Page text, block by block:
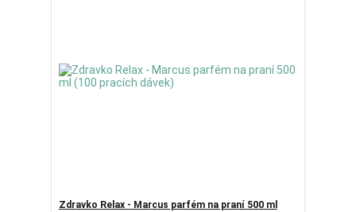
Zdravko Relax - Marcus parfém na praní 500 ml